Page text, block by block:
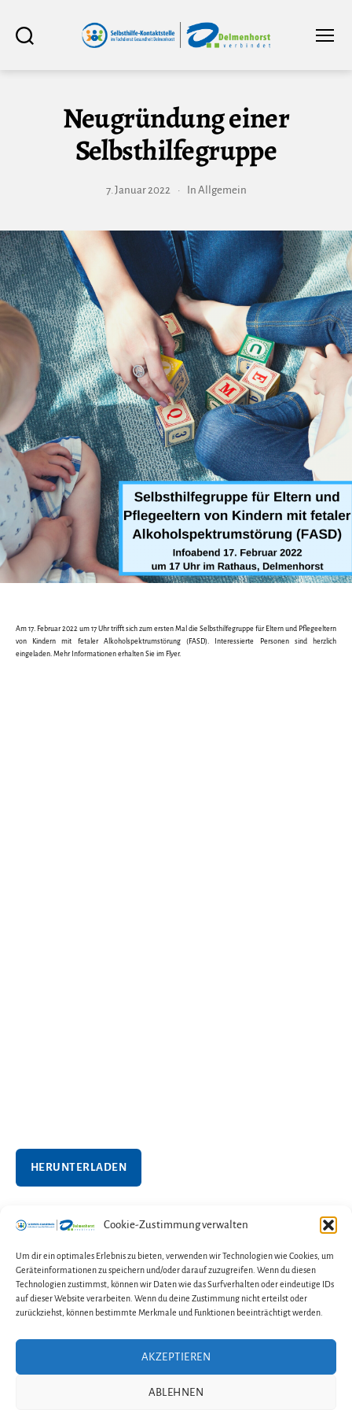
Cookie-Zustimmung verwalten
Um dir ein optimales Erlebnis zu bieten, verwenden wir Technologien wie Cookies, um
Geräteinformationen zu speichern und/oder darauf zuzugreifen. Wenn du diesen
Technologien zustimmst, können wir Daten wie das Surfverhalten oder eindeutige IDs
auf dieser Website verarbeiten. Wenn du deine Zustimmung nicht erteilst oder
zurückziehst, können bestimmte Merkmale und Funktionen beeinträchtigt werden.
AKZEPTIEREN
ABLEHNEN
im
Neugründung einer
Selbsthilfegruppe
7. Januar 2022 In Allgemein
Am 17. Februar 2022 um 17 Uhr trifft sich zum ersten Mal die Selbsthilfegruppe für Eltern und Pflegeeltern
von Kindern mit fetaler Alkoholspektrumstörung (FASD). Interessierte Personen sind herzlich
eingeladen. Mehr Informationen erhalten Sie im Flyer.
HERUNTERLADEN
← Türchen Nr. 31
→ Selbsthilfe MeetUp
Kontakt Impressum
Datenschutzerklärung